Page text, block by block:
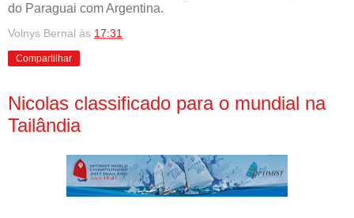
do Paraguai com Argentina.
Volnys Bernal às 17:31
Compartilhar
Nicolas classificado para o mundial na
Tailândia